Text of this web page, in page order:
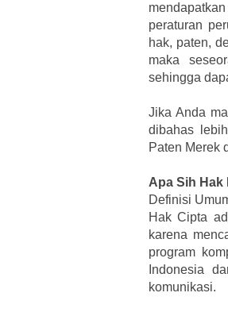
peraturan
hak, paten,
maka
sehingga
Jika Anda
dibahas
Paten Merek
Apa Sih Hak
Definisi
Hak Cipta
karena
program
Indonesia
komunikasi.